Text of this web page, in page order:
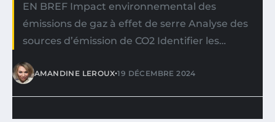
EN BREF Impact environnemental des
émissions de gaz à effet de serre Analyse des
sources d’émission de CO2 Identifier les…
AMANDINE LEROUX•19 DÉCEMBRE 2024